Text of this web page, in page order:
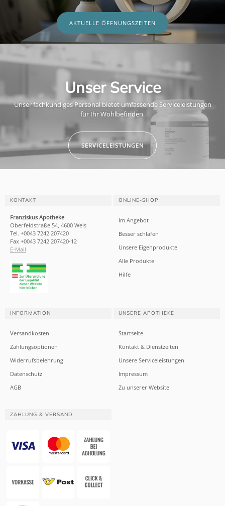
AKTUELLE ÖFFNUNGSZEITEN
Unser Service
Unser fachkundiges Personal bietet umfassende Serviceleistungen
für Ihr Wohlbefinden.
SERVICELEISTUNGEN
KONTAKT
Franziskus Apotheke
Oberfeldstraße 54, 4600 Wels
Tel. +0043 7242 207420
Fax +0043 7242 207420-12
E-Mail
ONLINE-SHOP
Im Angebot
Besser schlafen
Unsere Eigenprodukte
Alle Produkte
Hilfe
INFORMATION
Versandkosten
Zahlungsoptionen
Widerrufsbelehrung
Datenschutz
AGB
UNSERE APOTHEKE
Startseite
Kontakt & Dienstzeiten
Unsere Serviceleistungen
Impressum
Zu unserer Website
ZAHLUNG & VERSAND